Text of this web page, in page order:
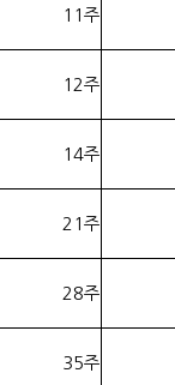
11주
12주
14주
21주
28주
35주